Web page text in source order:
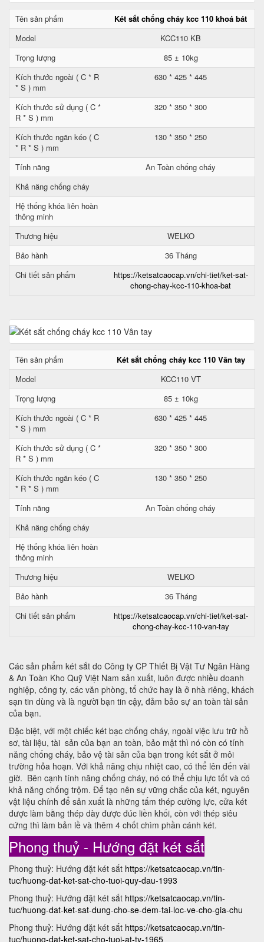
Tên sản phẩm
Két sắt chống cháy kcc 110 khoá bát
Model
KCC110 KB
Trọng lượng
85 ± 10kg
Kích thước ngoài ( C * R
* S ) mm
630 * 425 * 445
Kích thước sử dụng ( C *
R * S ) mm
320 * 350 * 300
Kích thước ngăn kéo ( C
* R * S ) mm
130 * 350 * 250
Tính năng
An Toàn chống cháy
Khả năng chống cháy
Hệ thống khóa liên hoàn
thông minh
Thương hiệu
WELKO
Bảo hành
36 Tháng
Chi tiết sản phẩm
https://ketsatcaocap.vn/chi-tiet/ket-sat-
chong-chay-kcc-110-khoa-bat
Tên sản phẩm
Két sắt chống cháy kcc 110 Vân tay
Model
KCC110 VT
Trọng lượng
85 ± 10kg
Kích thước ngoài ( C * R
* S ) mm
630 * 425 * 445
Kích thước sử dụng ( C *
R * S ) mm
320 * 350 * 300
Kích thước ngăn kéo ( C
* R * S ) mm
130 * 350 * 250
Tính năng
An Toàn chống cháy
Khả năng chống cháy
Hệ thống khóa liên hoàn
thông minh
Thương hiệu
WELKO
Bảo hành
36 Tháng
Chi tiết sản phẩm
https://ketsatcaocap.vn/chi-tiet/ket-sat-
chong-chay-kcc-110-van-tay
Các sản phẩm két sắt do Công ty CP Thiết Bị Vật Tư Ngân Hàng
& An Toàn Kho Quỹ Việt Nam sản xuất, luôn được nhiều doanh
nghiệp, công ty, các văn phòng, tổ chức hay là ở nhà riêng, khách
sạn tin dùng và là người bạn tin cậy, đảm bảo sự an toàn tài sản
của bạn.
Đặc biệt, với một chiếc két bạc chống cháy, ngoài việc lưu trữ hồ
sơ, tài liệu, tài sản của bạn an toàn, bảo mật thì nó còn có tính
năng chống cháy, bảo vệ tài sản của bạn trong két sắt ở môi
trường hỏa hoạn. Với khả năng chịu nhiệt cao, có thể lên đến vài
giờ. Bên cạnh tính năng chống cháy, nó có thể chịu lực tốt và có
khả năng chống trộm. Để tạo nên sự vững chắc của két, nguyên
vật liệu chính để sản xuất là những tấm thép cường lực, cửa két
được làm bằng thép dày được đúc liền khối, còn với thép siêu
cứng thì làm bản lề và thêm 4 chốt chìm phần cánh két.
Phong thuỷ - Hướng đặt két sắt
Phong thuỷ: Hướng đặt két sắt https://ketsatcaocap.vn/tin-
tuc/huong-dat-ket-sat-cho-tuoi-quy-dau-1993
Phong thuỷ: Hướng đặt két sắt https://ketsatcaocap.vn/tin-
tuc/huong-dat-ket-sat-dung-cho-se-dem-tai-loc-ve-cho-gia-chu
Phong thuỷ: Hướng đặt két sắt https://ketsatcaocap.vn/tin-
tuc/huong-dat-ket-sat-cho-tuoi-at-ty-1965